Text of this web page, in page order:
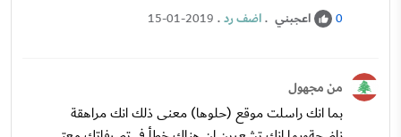
0 اعجبني .اضف رد.
15-01-2019
من مجهول
بما انك راسلت موقع (حلوها) معنى ذلك انك مراهقة